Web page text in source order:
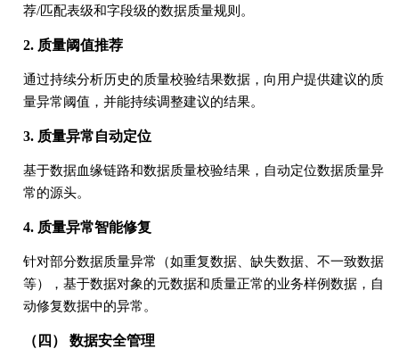
荐/匹配表级和字段级的数据质量规则。
2. 质量阈值推荐
通过持续分析历史的质量校验结果数据，向用户提供建议的质
量异常阈值，并能持续调整建议的结果。
3. 质量异常自动定位
基于数据血缘链路和数据质量校验结果，自动定位数据质量异
常的源头。
4. 质量异常智能修复
针对部分数据质量异常（如重复数据、缺失数据、不一致数据
等），基于数据对象的元数据和质量正常的业务样例数据，自
动修复数据中的异常。
（四） 数据安全管理